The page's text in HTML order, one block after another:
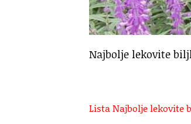
Najbolje lekovite
Lista Najbolje lekovite